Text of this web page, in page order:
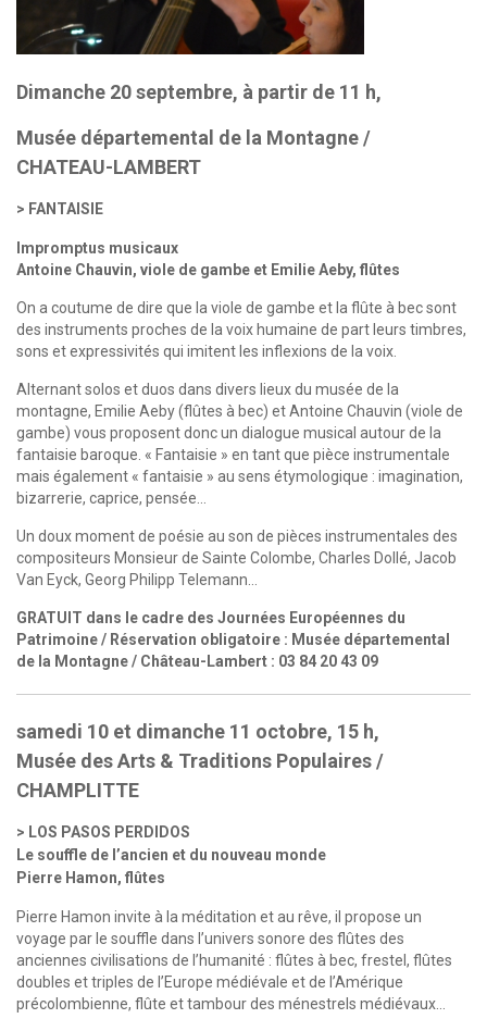
Dimanche 20 septembre, à partir de 11 h,
Musée départemental de la Montagne /
CHATEAU-LAMBERT
FANTAISIE
Impromptus musicaux
Antoine Chauvin, viole de gambe et Emilie Aeby, flûtes
On a coutume de dire que la viole de gambe et la flûte à bec sont
des instruments proches de la voix humaine de part leurs timbres,
sons et expressivités qui imitent les inflexions de la voix.
Alternant solos et duos dans divers lieux du musée de la
montagne, Emilie Aeby (flûtes à bec) et Antoine Chauvin (viole de
gambe) vous proposent donc un dialogue musical autour de la
fantaisie baroque. « Fantaisie » en tant que pièce instrumentale
mais également « fantaisie » au sens étymologique : imagination,
bizarrerie, caprice, pensée…
Un doux moment de poésie au son de pièces instrumentales des
compositeurs Monsieur de Sainte Colombe, Charles Dollé, Jacob
Van Eyck, Georg Philipp Telemann…
GRATUIT dans le cadre des Journées Européennes du
Patrimoine / Réservation obligatoire : Musée départemental
de la Montagne / Château-Lambert : 03 84 20 43 09
samedi 10 et dimanche 11 octobre, 15 h,
Musée des Arts & Traditions Populaires /
CHAMPLITTE
LOS PASOS PERDIDOS
Le souffle de l’ancien et du nouveau monde
Pierre Hamon, flûtes
Pierre Hamon invite à la méditation et au rêve, il propose un
voyage par le souffle dans l’univers sonore des flûtes des
anciennes civilisations de l’humanité : flûtes à bec, frestel, flûtes
doubles et triples de l’Europe médiévale et de l’Amérique
précolombienne, flûte et tambour des ménestrels médiévaux…